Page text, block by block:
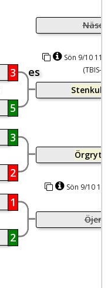
3 es
5
3
2
1
2
Sön 9/10
(TBIS-
Örgryte
Sön 9/10